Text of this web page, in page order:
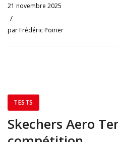
21 novembre 2025
/
parFrédéric Poirier
TESTS
Skechers Aero